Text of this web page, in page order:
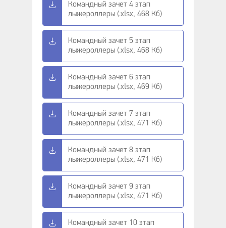
Командный зачет 4 этап
лыжероллеры (.xlsx, 468 Кб)
Командный зачет 5 этап
лыжероллеры (.xlsx, 468 Кб)
Командный зачет 6 этап
лыжероллеры (.xlsx, 469 Кб)
Командный зачет 7 этап
лыжероллеры (.xlsx, 471 Кб)
Командный зачет 8 этап
лыжероллеры (.xlsx, 471 Кб)
Командный зачет 9 этап
лыжероллеры (.xlsx, 471 Кб)
Командный зачет 10 этап